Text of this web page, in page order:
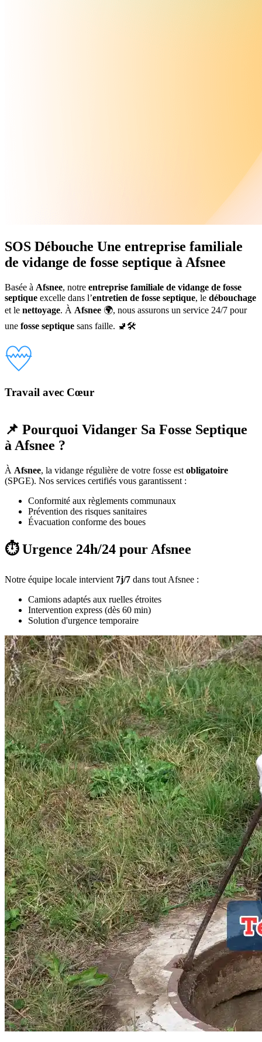
SOS Débouche Une entreprise familiale
de vidange de fosse septique à Afsnee
Basée à Afsnee, notre entreprise familiale de vidange de fosse
septique excelle dans l’entretien de fosse septique, le débouchage
et le nettoyage. À Afsnee 🌍, nous assurons un service 24/7 pour
une fosse septique sans faille. 🚽🛠️
Travail avec Cœur
📌 Pourquoi Vidanger Sa Fosse Septique
à Afsnee ?
À Afsnee, la vidange régulière de votre fosse est obligatoire
(SPGE). Nos services certifiés vous garantissent :
Conformité aux règlements communaux
Prévention des risques sanitaires
Évacuation conforme des boues
⏱️ Urgence 24h/24 pour Afsnee
Notre équipe locale intervient 7j/7 dans tout Afsnee :
Camions adaptés aux ruelles étroites
Intervention express (dès 60 min)
Solution d'urgence temporaire